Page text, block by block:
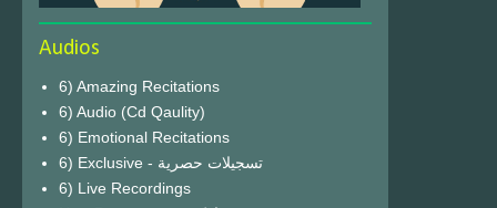
Audios
6) Amazing Recitations
6) Audio (Cd Qaulity)
6) Emotional Recitations
6) Exclusive - تسجيلات حصرية
6) Live Recordings